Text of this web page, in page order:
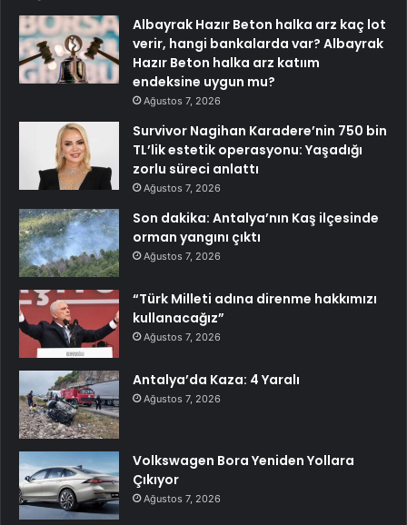
Albayrak Hazır Beton halka arz kaç lot
verir, hangi bankalarda var? Albayrak
Hazır Beton halka arz katıım
endeksine uygun mu?
Ağustos 7, 2026
Survivor Nagihan Karadere’nin 750 bin
TL’lik estetik operasyonu: Yaşadığı
zorlu süreci anlattı
Ağustos 7, 2026
Son dakika: Antalya’nın Kaş ilçesinde
orman yangını çıktı
Ağustos 7, 2026
“Türk Milleti adına direnme hakkımızı
kullanacağız”
Ağustos 7, 2026
Antalya’da Kaza: 4 Yaralı
Ağustos 7, 2026
Volkswagen Bora Yeniden Yollara
Çıkıyor
Ağustos 7, 2026